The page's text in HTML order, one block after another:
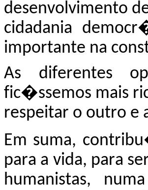
desenvolvimento
cidadania
importante na
As diferentes
fic�ssemos mais
respeitar o outro
Em suma,
para a vida, para
humanistas,